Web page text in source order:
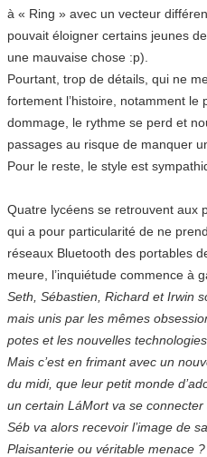
à « Ring » avec un vecteur
pouvait éloigner certains jeunes
une mauvaise chose :p).
Pourtant, trop de détails, qui ne
fortement l’histoire, notamment
dommage, le rythme se perd et
passages au risque de manquer
Pour le reste, le style est
Quatre lycéens se retrouvent aux
qui a pour particularité de ne
réseaux Bluetooth des portables
meure, l’inquiétude commence à
Seth, Sébastien, Richard et Irwin
mais unis par les mêmes
potes et les nouvelles technologies.
Mais c’est en frimant avec un
du midi, que leur petit monde
un certain LáMort va se connecter
Séb va alors recevoir l’image de
Plaisanterie ou véritable menace